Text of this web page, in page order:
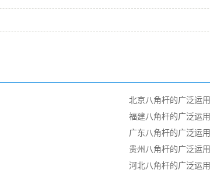
北京八角杆的广泛运用
福建八角杆的广泛运用
广东八角杆的广泛运用
贵州八角杆的广泛运用
河北八角杆的广泛运用